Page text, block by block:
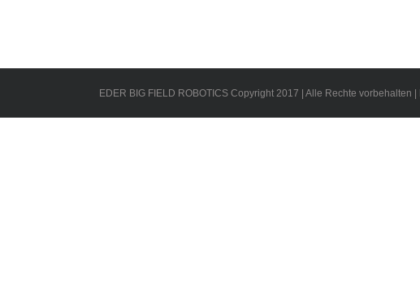
EDER BIG FIELD ROBOTICS Copyright 2017 | Alle Rechte vorbehalten |